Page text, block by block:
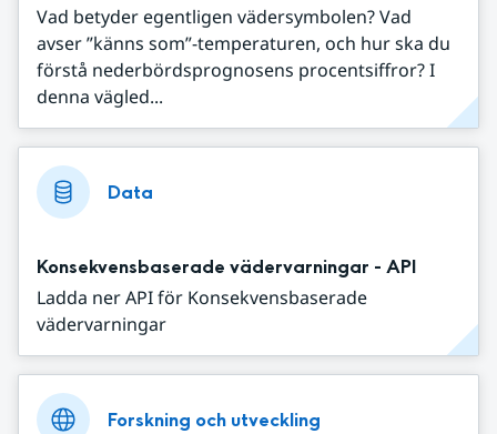
Vad betyder egentligen vädersymbolen? Vad
avser ”känns som”-temperaturen, och hur ska du
förstå nederbördsprognosens procentsiffror? I
denna vägled...
Data
Konsekvensbaserade vädervarningar - API
Ladda ner API för Konsekvensbaserade
vädervarningar
Forskning och utveckling